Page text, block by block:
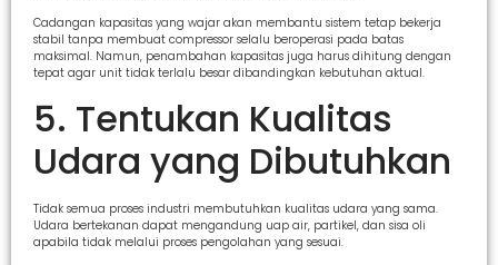
Cadangan kapasitas yang wajar akan membantu sistem tetap bekerja
stabil tanpa membuat compressor selalu beroperasi pada batas
maksimal. Namun, penambahan kapasitas juga harus dihitung dengan
tepat agar unit tidak terlalu besar dibandingkan kebutuhan aktual.
5. Tentukan Kualitas
Udara yang Dibutuhkan
Tidak semua proses industri membutuhkan kualitas udara yang sama.
Udara bertekanan dapat mengandung uap air, partikel, dan sisa oli
apabila tidak melalui proses pengolahan yang sesuai.